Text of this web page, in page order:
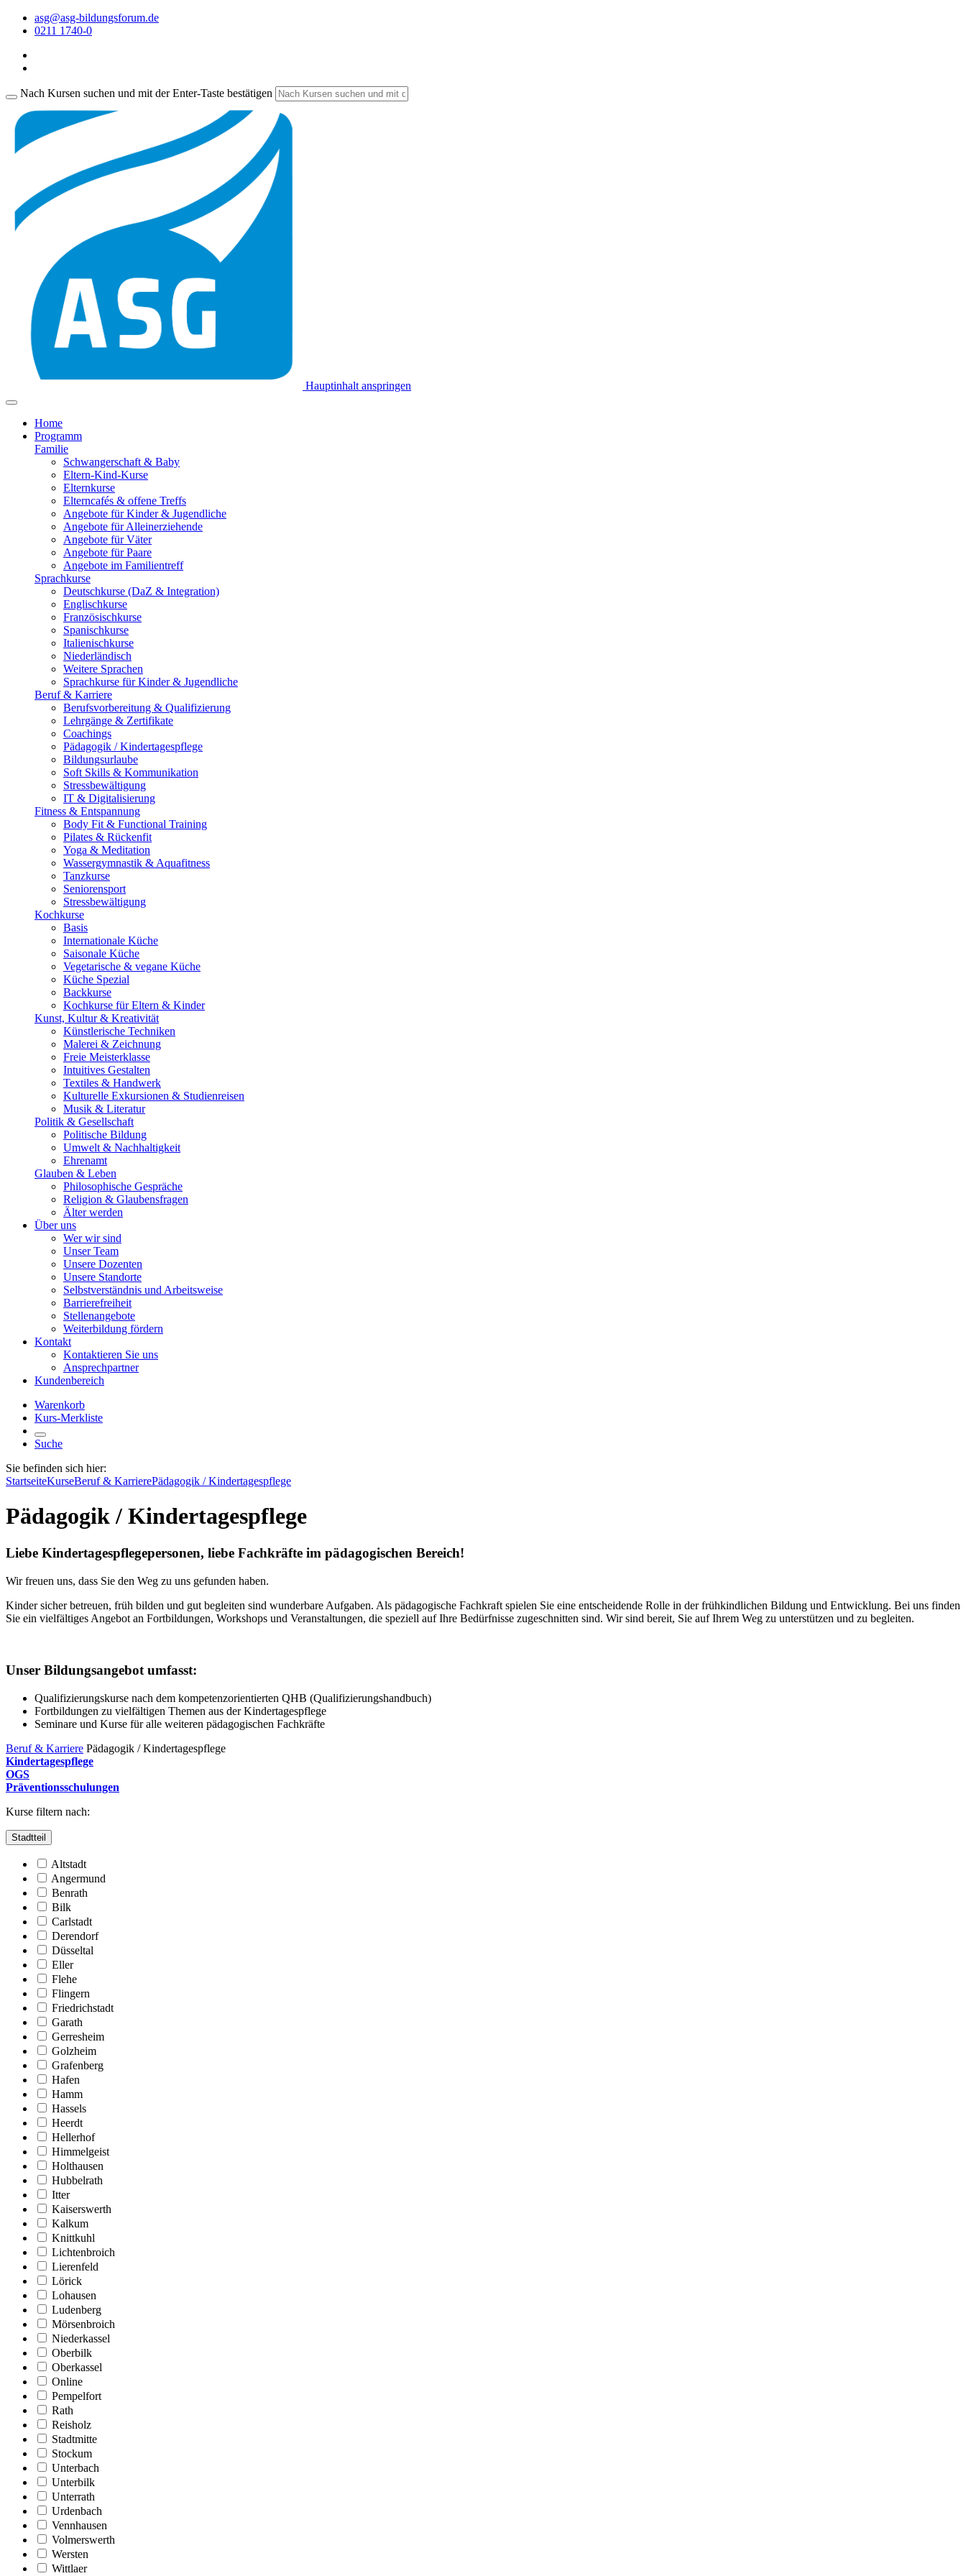
asg@asg-bildungsforum.de
0211 1740-0
Nach Kursen suchen und mit der Enter-Taste bestätigen
Hauptinhalt anspringen
Home
Programm
Familie
Schwangerschaft & Baby
Eltern-Kind-Kurse
Elternkurse
Elterncafés & offene Treffs
Angebote für Kinder & Jugendliche
Angebote für Alleinerziehende
Angebote für Väter
Angebote für Paare
Angebote im Familientreff
Sprachkurse
Deutschkurse (DaZ & Integration)
Englischkurse
Französischkurse
Spanischkurse
Italienischkurse
Niederländisch
Weitere Sprachen
Sprachkurse für Kinder & Jugendliche
Beruf & Karriere
Berufsvorbereitung & Qualifizierung
Lehrgänge & Zertifikate
Coachings
Pädagogik / Kindertagespflege
Bildungsurlaube
Soft Skills & Kommunikation
Stressbewältigung
IT & Digitalisierung
Fitness & Entspannung
Body Fit & Functional Training
Pilates & Rückenfit
Yoga & Meditation
Wassergymnastik & Aquafitness
Tanzkurse
Seniorensport
Stressbewältigung
Kochkurse
Basis
Internationale Küche
Saisonale Küche
Vegetarische & vegane Küche
Küche Spezial
Backkurse
Kochkurse für Eltern & Kinder
Kunst, Kultur & Kreativität
Künstlerische Techniken
Malerei & Zeichnung
Freie Meisterklasse
Intuitives Gestalten
Textiles & Handwerk
Kulturelle Exkursionen & Studienreisen
Musik & Literatur
Politik & Gesellschaft
Politische Bildung
Umwelt & Nachhaltigkeit
Ehrenamt
Glauben & Leben
Philosophische Gespräche
Religion & Glaubensfragen
Älter werden
Über uns
Wer wir sind
Unser Team
Unsere Dozenten
Unsere Standorte
Selbstverständnis und Arbeitsweise
Barrierefreiheit
Stellenangebote
Weiterbildung fördern
Kontakt
Kontaktieren Sie uns
Ansprechpartner
Kundenbereich
Warenkorb
Kurs-Merkliste
Suche
Sie befinden sich hier:
StartseiteKurseBeruf & KarrierePädagogik / Kindertagespflege
Pädagogik / Kindertagespflege
Liebe Kindertagespflegepersonen, liebe Fachkräfte im pädagogischen Bereich!
Wir freuen uns, dass Sie den Weg zu uns gefunden haben.
Kinder sicher betreuen, früh bilden und gut begleiten sind wunderbare Aufgaben. Als pädagogische Fachkraft spielen Sie eine entscheidende Rolle in der frühkindlichen Bildung und Entwicklung. Bei uns finden
Sie ein vielfältiges Angebot an Fortbildungen, Workshops und Veranstaltungen, die speziell auf Ihre Bedürfnisse zugeschnitten sind. Wir sind bereit, Sie auf Ihrem Weg zu unterstützen und zu begleiten.
Unser Bildungsangebot umfasst:
Qualifizierungskurse nach dem kompetenzorientierten QHB (Qualifizierungshandbuch)
Fortbildungen zu vielfältigen Themen aus der Kindertagespflege
Seminare und Kurse für alle weiteren pädagogischen Fachkräfte
Beruf & Karriere Pädagogik / Kindertagespflege
Kindertagespflege
OGS
Präventionsschulungen
Kurse filtern nach:
Stadtteil
Altstadt
Angermund
Benrath
Bilk
Carlstadt
Derendorf
Düsseltal
Eller
Flehe
Flingern
Friedrichstadt
Garath
Gerresheim
Golzheim
Grafenberg
Hafen
Hamm
Hassels
Heerdt
Hellerhof
Himmelgeist
Holthausen
Hubbelrath
Itter
Kaiserswerth
Kalkum
Knittkuhl
Lichtenbroich
Lierenfeld
Lörick
Lohausen
Ludenberg
Mörsenbroich
Niederkassel
Oberbilk
Oberkassel
Online
Pempelfort
Rath
Reisholz
Stadtmitte
Stockum
Unterbach
Unterbilk
Unterrath
Urdenbach
Vennhausen
Volmerswerth
Wersten
Wittlaer